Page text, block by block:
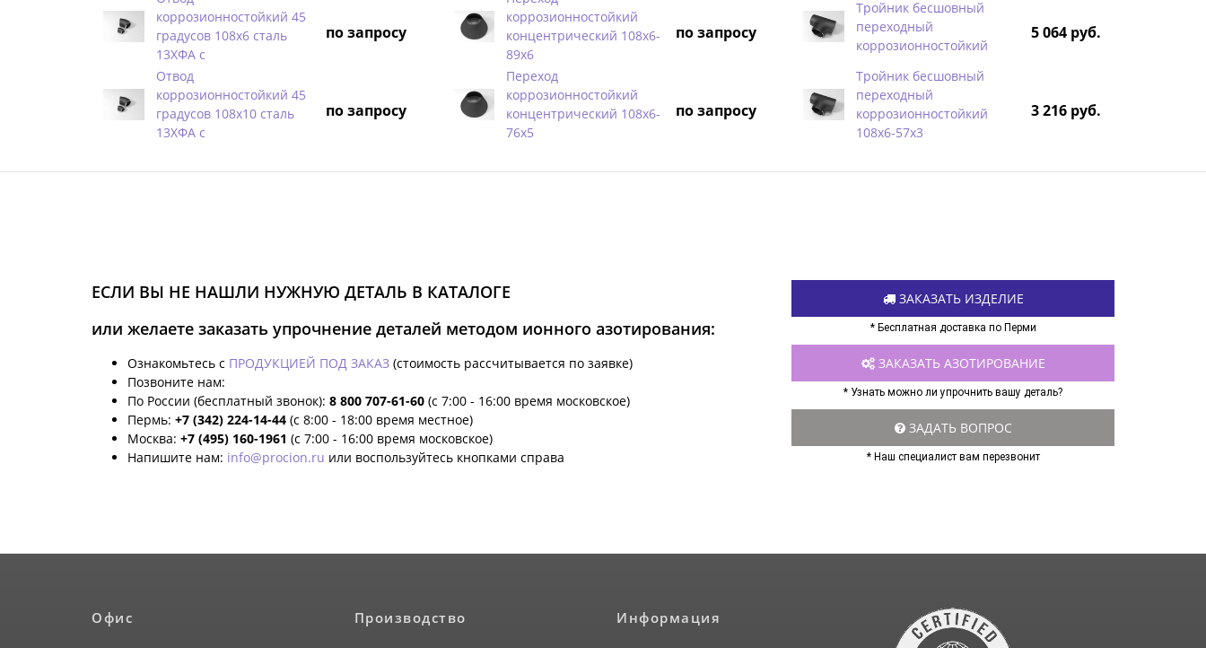
коррозионностойкий 45
градусов 108х6 сталь
13ХФА с
по запросу
Отвод
коррозионностойкий 45
градусов 108х10 сталь
13ХФА с
по запросу
коррозионностойкий
концентрический 108х6-
89х6
по запросу
Переход
коррозионностойкий
концентрический 108х6-
76х5
по запросу
Тройник бесшовный
переходный
коррозионностойкий
5 064 руб.
Тройник бесшовный
переходный
коррозионностойкий
108х6-57х3
3 216 руб.
ЕСЛИ ВЫ НЕ НАШЛИ НУЖНУЮ ДЕТАЛЬ В КАТАЛОГЕ
или желаете заказать упрочнение деталей методом ионного азотирования:
Ознакомьтесь с ПРОДУКЦИЕЙ ПОД ЗАКАЗ (стоимость рассчитывается по заявке)
Позвоните нам:
По России (бесплатный звонок): 8 800 707-61-60 (с 7:00 - 16:00 время московское)
Пермь: +7 (342) 224-14-44 (с 8:00 - 18:00 время местное)
Москва: +7 (495) 160-1961 (с 7:00 - 16:00 время московское)
Напишите нам: info@procion.ru или воспользуйтесь кнопками справа
ЗАКАЗАТЬ ИЗДЕЛИЕ
* Бесплатная доставка по Перми
ЗАКАЗАТЬ АЗОТИРОВАНИЕ
* Узнать можно ли упрочнить вашу деталь?
ЗАДАТЬ ВОПРОС
* Наш специалист вам перезвонит
Офис Производство Информация